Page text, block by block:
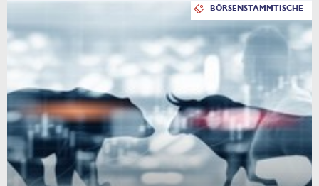
BÖRSENSTAMMTISCHE